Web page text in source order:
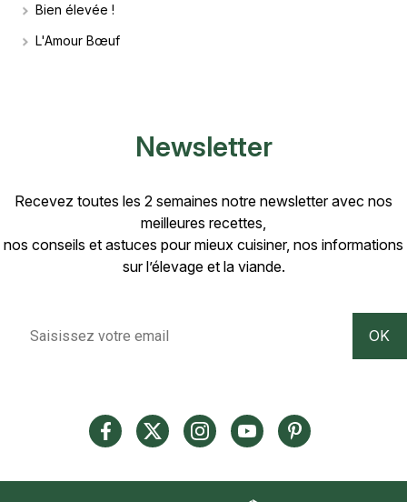
Bien élevée !
L'Amour Bœuf
Newsletter
Recevez toutes les 2 semaines notre newsletter avec nos
meilleures recettes,
nos conseils et astuces pour mieux cuisiner, nos informations
sur l’élevage et la viande.